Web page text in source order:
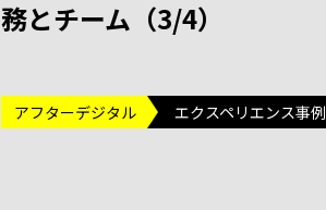
務とチーム（3/4）
アフターデジタル エクスペリエンス事例